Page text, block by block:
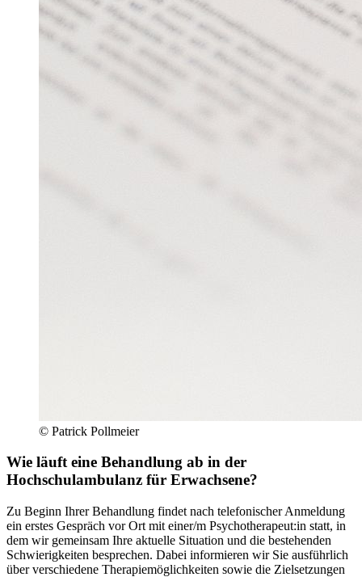
© Patrick Pollmeier
Wie läuft eine Behandlung ab in der
Hochschulambulanz für Erwachsene?
Zu Beginn Ihrer Behandlung findet nach telefonischer Anmeldung
ein erstes Gespräch vor Ort mit einer/m Psychotherapeut:in statt, in
dem wir gemeinsam Ihre aktuelle Situation und die bestehenden
Schwierigkeiten besprechen. Dabei informieren wir Sie ausführlich
über verschiedene Therapiemöglichkeiten sowie die Zielsetzungen